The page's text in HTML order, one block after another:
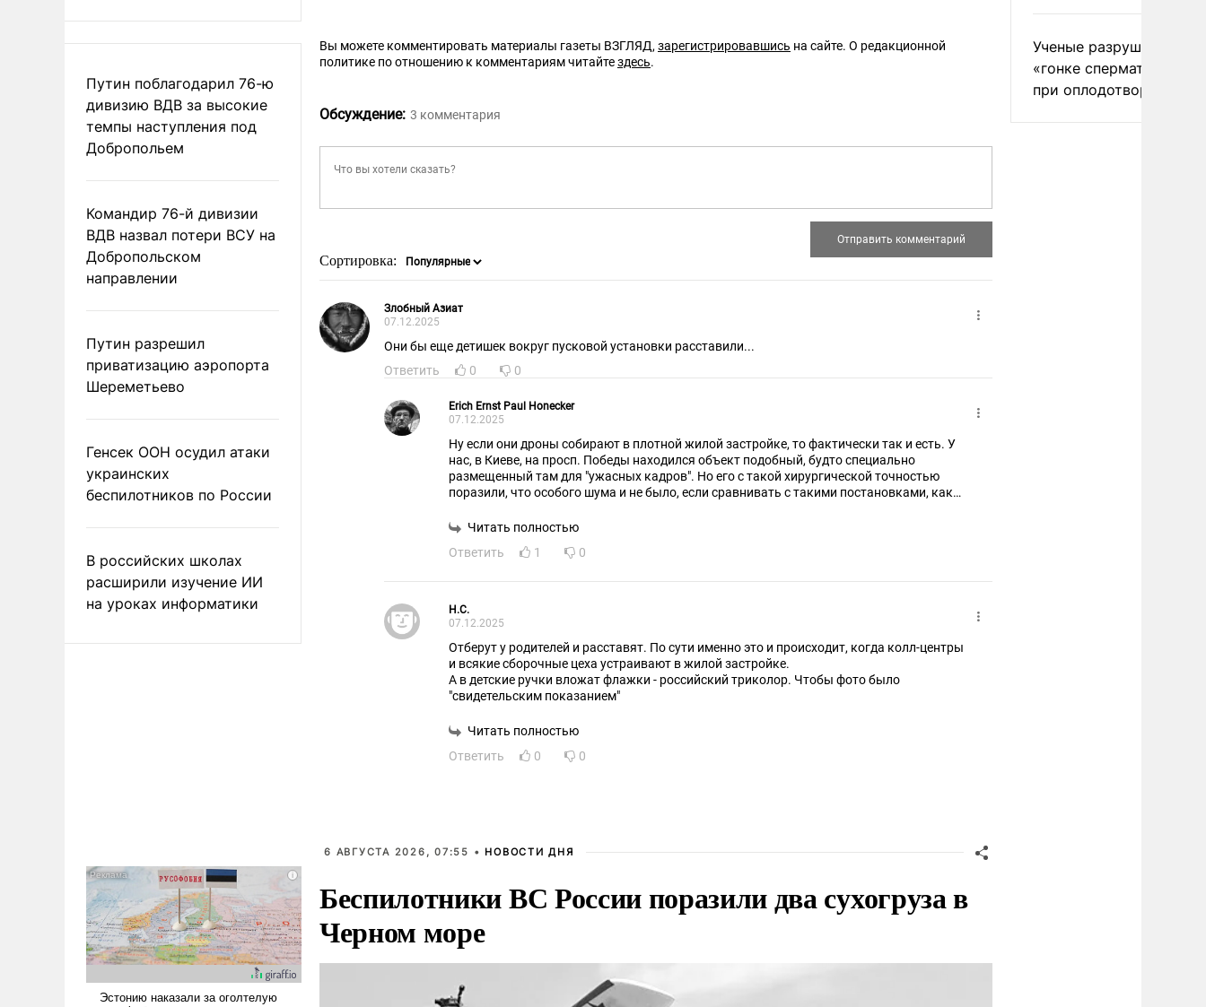
Путин поблагодарил 76-ю
дивизию ВДВ за высокие
темпы наступления под
Добропольем
Командир 76-й дивизии
ВДВ назвал потери ВСУ на
Добропольском
направлении
Путин разрешил
приватизацию аэропорта
Шереметьево
Генсек ООН осудил атаки
украинских
беспилотников по России
В российских школах
расширили изучение ИИ
на уроках информатики
Вы можете комментировать материалы газеты ВЗГЛЯД, зарегистрировавшись на сайте. О редакционной
политике по отношению к комментариям читайтездесь.
Обсуждение: 3 комментария
Сортировка:
Злобный Азиат
07.12.2025
Они бы еще детишек вокруг пусковой установки расставили...
Ответить
0 0
Erich Ernst Paul Honecker
07.12.2025
Ну если они дроны собирают в плотной жилой застройке, то фактически так и есть. У
нас, в Киеве, на просп. Победы находился объект подобный, будто специально
размещенный там для "ужасных кадров". Но его с такой хирургической точностью
поразили, что особого шума и не было, если сравнивать с такими постановками, как
Читать полностью
Ответить
1 0
H.C.
07.12.2025
Отберут у родителей и расставят. По сути именно это и происходит, когда колл-центры
и всякие сборочные цеха устраивают в жилой застройке.
А в детские ручки вложат флажки - российский триколор. Чтобы фото было
"свидетельским показанием"
Читать полностью
Ответить
0 0
6 АВГУСТА 2026, 07:55 • НОВОСТИ ДНЯ
Беспилотники ВС России поразили два сухогруза в
Черном море
Ученые разрушили миф
«гонке
при оплодотворении